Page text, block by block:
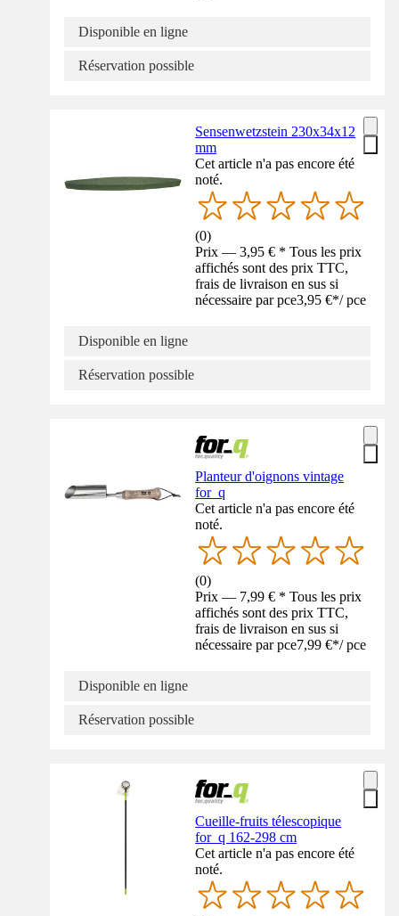
Disponible en ligne
Réservation possible
Sensenwetzstein 230x34x12
mm
Cet article n'a pas encore été
noté.
(0)
Prix — 3,95 € * Tous les prix
affichés sont des prix TTC,
frais de livraison en sus si
nécessaire par pce3,95 €*/ pce
Disponible en ligne
Réservation possible
Planteur d'oignons vintage
for_q
Cet article n'a pas encore été
noté.
(0)
Prix — 7,99 € * Tous les prix
affichés sont des prix TTC,
frais de livraison en sus si
nécessaire par pce7,99 €*/ pce
Disponible en ligne
Réservation possible
Cueille-fruits télescopique
for_q 162-298 cm
Cet article n'a pas encore été
noté.